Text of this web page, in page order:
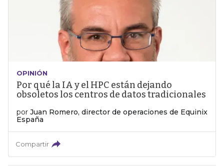
OPINIÓN
Por qué la IA y el HPC están dejando
obsoletos los centros de datos tradicionales
por Juan Romero, director de operaciones de Equinix
España
Compartir